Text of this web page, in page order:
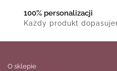
100% personalizacji
Każdy produkt
O sklepie